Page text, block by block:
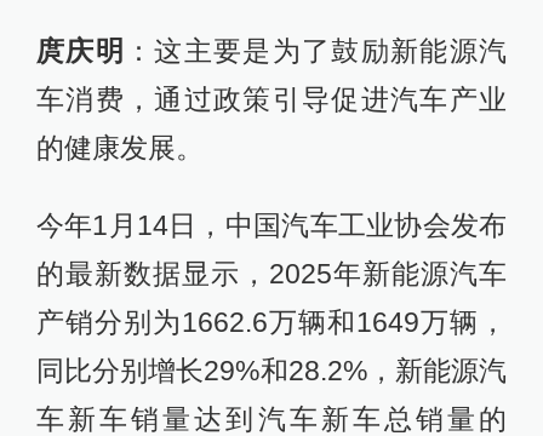
庹庆明 ：这主要是为了鼓励新能源汽
车消费，通过政策引导促进汽车产业
的健康发展。
今年1月14日，中国汽车工业协会发布
的最新数据显示，2025年新能源汽车
产销分别为1662.6万辆和1649万辆，
同比分别增长29%和28.2%，新能源汽
车新车销量达到汽车新车总销量的